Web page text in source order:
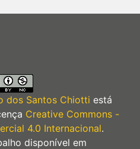
dos Santos Chiotti está
Creative Commons -
4.0 Internacional.
disponível em